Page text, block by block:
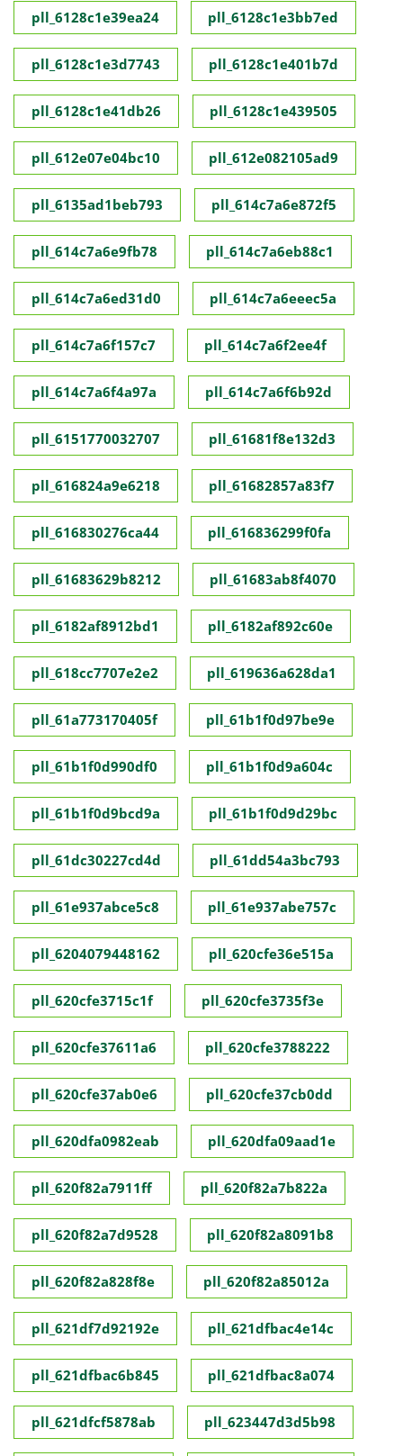
pll_6128c1e39ea24 pll_6128c1e3bb7ed
pll_6128c1e3d7743 pll_6128c1e401b7d
pll_6128c1e41db26 pll_6128c1e439505
pll_612e07e04bc10 pll_612e082105ad9
pll_6135ad1beb793 pll_614c7a6e872f5
pll_614c7a6e9fb78 pll_614c7a6eb88c1
pll_614c7a6ed31d0 pll_614c7a6eeec5a
pll_614c7a6f157c7 pll_614c7a6f2ee4f
pll_614c7a6f4a97a pll_614c7a6f6b92d
pll_6151770032707 pll_61681f8e132d3
pll_616824a9e6218 pll_61682857a83f7
pll_616830276ca44 pll_616836299f0fa
pll_61683629b8212 pll_61683ab8f4070
pll_6182af8912bd1 pll_6182af892c60e
pll_618cc7707e2e2 pll_619636a628da1
pll_61a773170405f pll_61b1f0d97be9e
pll_61b1f0d990df0 pll_61b1f0d9a604c
pll_61b1f0d9bcd9a pll_61b1f0d9d29bc
pll_61dc30227cd4d pll_61dd54a3bc793
pll_61e937abce5c8 pll_61e937abe757c
pll_6204079448162 pll_620cfe36e515a
pll_620cfe3715c1f pll_620cfe3735f3e
pll_620cfe37611a6 pll_620cfe3788222
pll_620cfe37ab0e6 pll_620cfe37cb0dd
pll_620dfa0982eab pll_620dfa09aad1e
pll_620f82a7911ff pll_620f82a7b822a
pll_620f82a7d9528 pll_620f82a8091b8
pll_620f82a828f8e pll_620f82a85012a
pll_621df7d92192e pll_621dfbac4e14c
pll_621dfbac6b845 pll_621dfbac8a074
pll_621dfcf5878ab pll_623447d3d5b98